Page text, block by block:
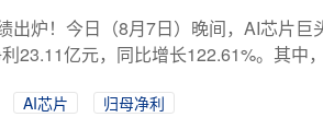
出炉！今日（8月7日）晚间，AI芯片
23.11亿元，同比增长122.61%。其中
AI芯片
归母净利